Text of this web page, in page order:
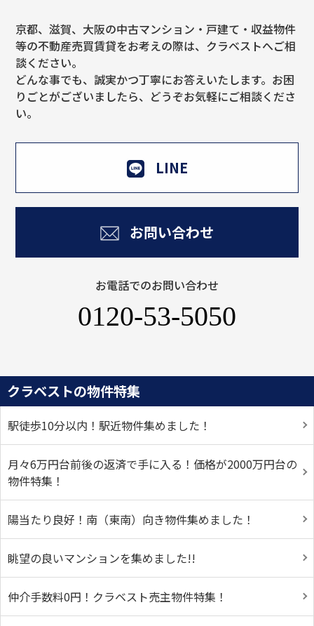
京都、滋賀、大阪の中古マンション・戸建て・収益物件
等の不動産売買賃貸をお考えの際は、クラベストへご相
談ください。
どんな事でも、誠実かつ丁寧にお答えいたします。お困
りごとがございましたら、どうぞお気軽にご相談くださ
い。
LINE
お問い合わせ
お電話でのお問い合わせ
0120-53-5050
クラベストの物件特集
駅徒歩10分以内！駅近物件集めました！
月々6万円台前後の返済で手に入る！価格が2000万円台の
物件特集！
陽当たり良好！南（東南）向き物件集めました！
眺望の良いマンションを集めました!!
仲介手数料0円！クラベスト売主物件特集！